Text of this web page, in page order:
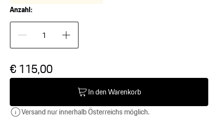
Anzahl:
€ 115,00
In den Warenkorb
Versand nur innerhalb Österreichs möglich.